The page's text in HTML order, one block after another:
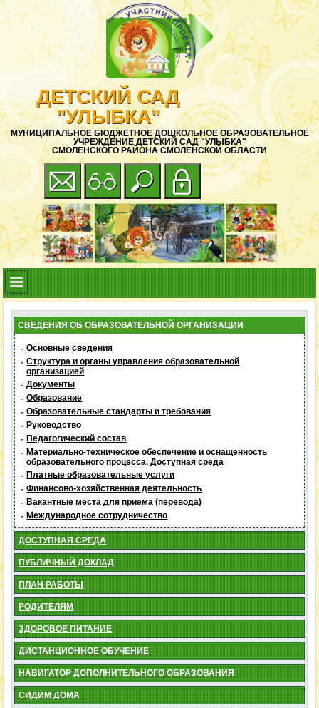
ДЕТСКИЙ САД
"УЛЫБКА"
МУНИЦИПАЛЬНОЕ БЮДЖЕТНОЕ ДОШКОЛЬНОЕ ОБРАЗОВАТЕЛЬНОЕ
УЧРЕЖДЕНИЕ ДЕТСКИЙ САД "УЛЫБКА"
СМОЛЕНСКОГО РАЙОНА СМОЛЕНСКОЙ ОБЛАСТИ
СВЕДЕНИЯ ОБ ОБРАЗОВАТЕЛЬНОЙ ОРГАНИЗАЦИИ
- Основные сведения
- Структура и органы управления образовательной
организацией
- Документы
- Образование
- Образовательные стандарты и требования
- Руководство
- Педагогический состав
- Материально-техническое обеспечение и оснащенность
образовательного процесса. Доступная среда
- Платные образовательные услуги
- Финансово-хозяйственная деятельность
- Вакантные места для приема (перевода)
- Международное сотрудничество
ДОСТУПНАЯ СРЕДА
ПУБЛИЧНЫЙ ДОКЛАД
ПЛАН РАБОТЫ
РОДИТЕЛЯМ
ЗДОРОВОЕ ПИТАНИЕ
ДИСТАНЦИОННОЕ ОБУЧЕНИЕ
НАВИГАТОР ДОПОЛНИТЕЛЬНОГО ОБРАЗОВАНИЯ
СИДИМ ДОМА